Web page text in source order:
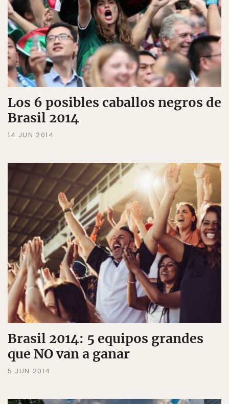
Los 6 posibles caballos negros de
Brasil 2014
14 JUN 2014
Brasil 2014: 5 equipos grandes
que NO van a ganar
5 JUN 2014